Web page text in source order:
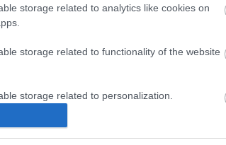
storage related to analytics like cookies on
storage related to functionality of the website
storage related to personalization.
storage related to security, including
με το
προσθέτει 13 χρόνια χωρίς